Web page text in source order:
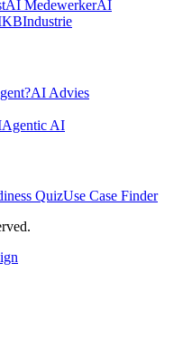
AI MedewerkerAI
Industrie
AI Advies
Agentic AI
QuizUse Case Finder